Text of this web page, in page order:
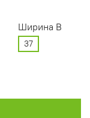
Ширина В
37